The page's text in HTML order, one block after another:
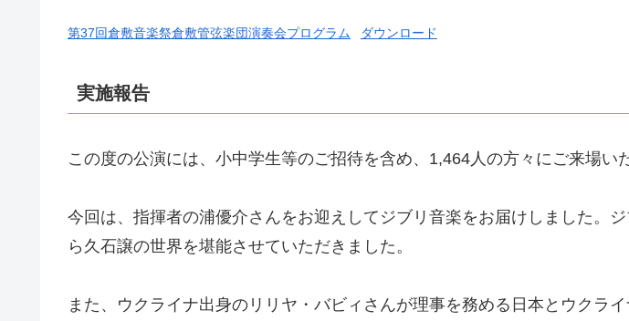
第37回倉敷音楽祭倉敷管弦楽団演奏会プログラム ダウンロード
実施報告
この度の公演には、小中学生等のご招待を含め、1,464人の方々にご来場い
今回は、指揮者の浦優介さんをお迎えしてジブリ音楽をお届けしました。
ら久石譲の世界を堪能させていただきました。
また、ウクライナ出身のリリヤ・バビィさんが理事を務める日本とウクラ